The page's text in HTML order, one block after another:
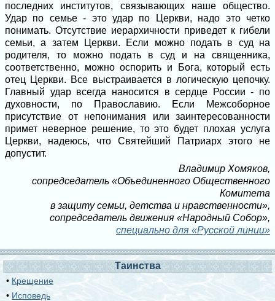
последних институтов, связывающих наше общество.
Удар по семье - это удар по Церкви, надо это четко
понимать. Отсутствие иерархичности приведет к гибели
семьи, а затем Церкви. Если можно подать в суд на
родителя, то можно подать в суд и на священника,
соответственно, можно оспорить и Бога, который есть
отец Церкви. Все выстраивается в логическую цепочку.
Главный удар всегда наносится в сердце России - по
духовности, по Православию. Если Межсоборное
присутствие от непонимания или заинтересованности
примет неверное решение, то это будет плохая услуга
Церкви, надеюсь, что Святейший Патриарх этого не
допустит.
Владимир Хомяков,
сопредседатель «Объединенного Общественного
Комитета
в защиту семьи, детства и нравственности»,
сопредседатель движения «Народный Собор»,
специально для «Русской линии»
Таинства
• Крещение
• Исповедь